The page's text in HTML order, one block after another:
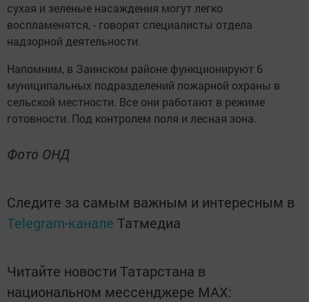
сухая и зеленые насаждения могут легко
воспламенятся, - говорят специалисты отдела
надзорной деятельности.
Напомним, в Заинском районе функционируют 6
муниципальных подразделений пожарной охраны в
сельской местности. Все они работают в режиме
готовности. Под контролем поля и лесная зона.
Фото ОНД
Следите за самым важным и интересным в
Telegram-канале Татмедиа
Читайте новости Татарстана в
национальном мессенджере MАХ: